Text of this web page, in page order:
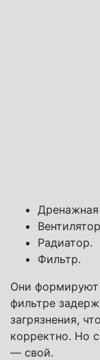
Радиатор.
Фильтр.
Они формируют
фильтре
загрязнения,
корректно. Но
— свой.